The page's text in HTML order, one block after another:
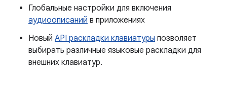
Глобальные настройки для включения
аудиоописаний в приложениях
Новый API раскладки клавиатуры позволяет
выбирать различные языковые раскладки для
внешних клавиатур.